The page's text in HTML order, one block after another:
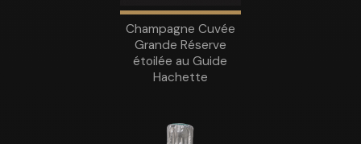
Champagne Cuvée
Grande Réserve
étoilée au Guide
Hachette